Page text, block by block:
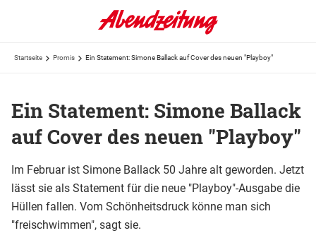
Startseite Promis Ein Statement: Simone Ballack auf Cover des neuen "Playboy"
Ein Statement: Simone Ballack
auf Cover des neuen "Playboy"
Im Februar ist Simone Ballack 50 Jahre alt geworden. Jetzt
lässt sie als Statement für die neue "Playboy"-Ausgabe die
Hüllen fallen. Vom Schönheitsdruck könne man sich
"freischwimmen", sagt sie.